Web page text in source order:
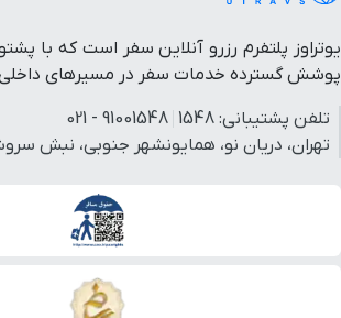
پوشش گسترده خدمات سفر در مسیرهای داخلی
تلفن پشتیبانی: 1548
91001548 - 021
تهران، دریان نو، همایونشهر جنوبی، نبش سروش یکم، پلاک